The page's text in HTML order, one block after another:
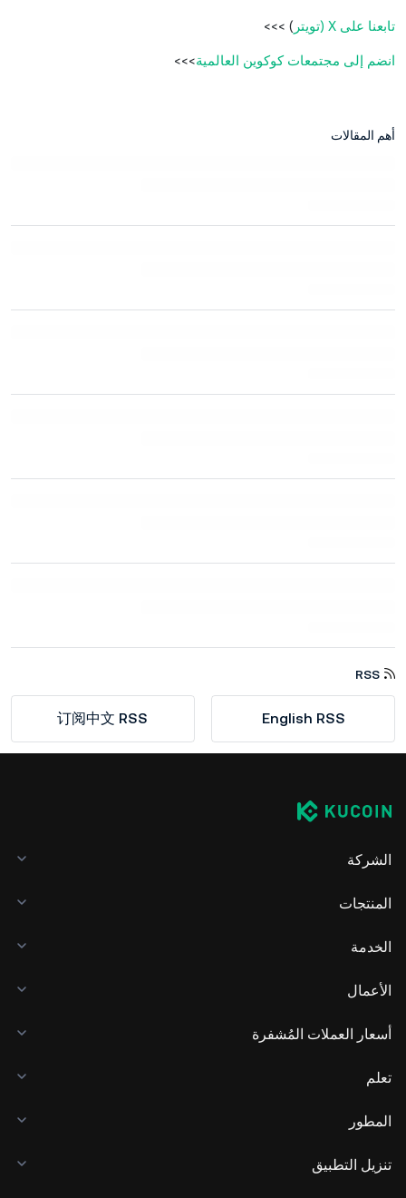
تابعنا على X (تويتر ) >>>
انضم إلى مجتمعات كوكوين العالمية>>>
أهم المقالات
RSS
English RSS
订阅中文 RSS
الشركة
المنتجات
الخدمة
الأعمال
أسعار العملات المُشفرة
تعلم
المطور
تنزيل التطبيق